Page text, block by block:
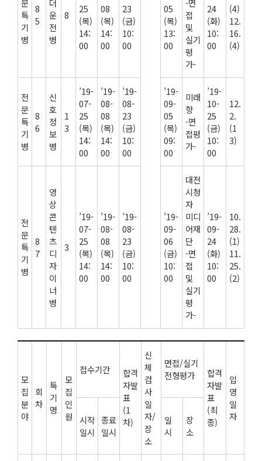
문
특
기
병
8
5
더
운
전
병
8
25
(목)
14:
00
08
(목)
14:
00
23
(금)
10:
00
05
(목)
13:
00
-면
접
및
실기
평
가-
24
(화)
10:
00
(4)
12.
16.
(4)
전
문
특
기
병
8
6
신
호
정
보
병
1
3
’19-
07-
25
(목)
14:
00
’19-
08-
08
(목)
14:
00
’19-
08-
23
(금)
10:
00
’19-
09-
05
(목)
09:
00
미래
향
-면
접평
가-
’19-
10-
25
(금)
10:
00
12.
2.
(1
3)
전
문
특
기
병
8
7
영
상
콘
텐
츠
디
자
이
너
병
3
’19-
07-
25
(목)
14:
00
’19-
08-
08
(목)
14:
00
’19-
08-
23
(금)
10:
00
’19-
09-
06
(금)
10:
00
대전
시청
자
미디
어재
단
-면
접
및
실기
평
가-
’19-
09-
24
(화)
10:
00
10.
28.
(1)
11.
25.
(2)
모
집
분
야
회
차
특
기
명
모
집
인
원
접수기간
합격
자발
표
(1
차)
신
체
검
사
일
자/
장
소
면접/실기
전형평가
합격
자발
표
(최
종)
입
영
일
자
시작
일시
종료
일시
일
시
장
소